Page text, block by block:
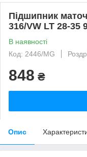
Підшипник
316/VW LT 28-35
В наявності
Код: 2446/MG
848 ₴
Опис